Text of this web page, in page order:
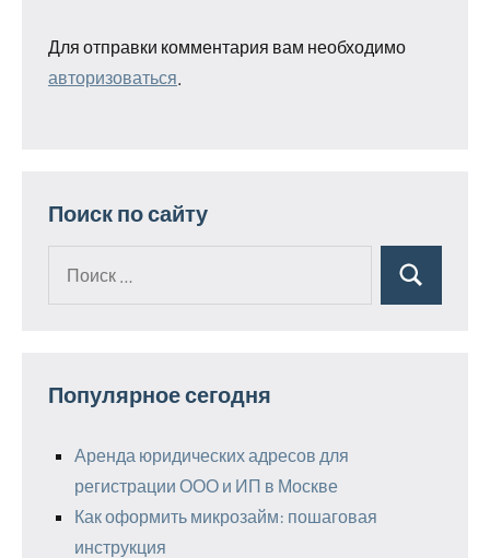
Для отправки комментария вам необходимо
авторизоваться
Поиск по сайту
Поиск
Популярное сегодня
Аренда юридических адресов для
регистрации ООО и ИП в Москве
Как оформить микрозайм: пошаговая
инструкция